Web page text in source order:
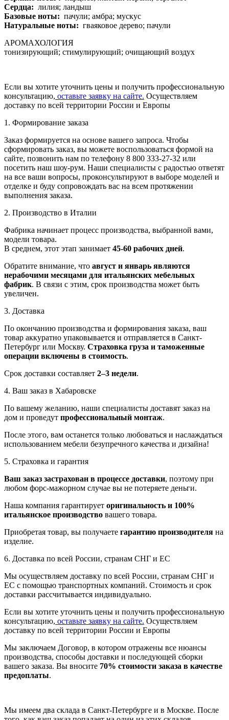
Сердца: лилия; ландыш
Базовые ноты: пачули; амбра; мускус
Натуральные ноты: гваяковое дерево; пачули
АРОМАХОЛОГИЯ
тонизирующий; стимулирующий; очищающий воздух
Если вы хотите уточнить цены и получить профессиональную
консультацию, оставьте заявку на сайте. Осуществляем
доставку по всей территории России и Европы
1. Формирование заказа
Заказ формируется на основе вашего запроса. Чтобы
сформировать заказ, вы можете воспользоваться формой на
сайте, позвонить нам по телефону 8 800 333-27-32 или
посетить наш шоу-рум. Наши специалисты с радостью ответят
на все ваши вопросы, проконсультируют в выборе моделей и
отделке и буду сопровождать вас на всем протяжении
выполнения заказа.
2. Производство в Италии
Фабрика начинает процесс производства, выбранной вами,
модели товара.
В среднем, этот этап занимает 45-60 рабочих дней.
Обратите внимание, что август и январь являются
нерабочими месяцами для итальянских мебельных
фабрик. В связи с этим, срок производства может быть
увеличен.
3. Доставка
По окончанию производства и формирования заказа, ваш
товар аккуратно упаковывается и отправляется в Санкт-
Петербург или Москву. Страховка груза и таможенные
операции включены в стоимость.
Срок доставки составляет 2–3 недели.
4. Ваш заказ в Хабаровске
По вашему желанию, наши специалисты доставят заказ на
дом и проведут профессиональный монтаж.
После этого, вам останется только любоваться и наслаждаться
использованием мебели безупречного качества и дизайна!
5. Страховка и гарантия
Ваш заказ застрахован в процессе доставки, поэтому при
любом форс-мажорном случае вы не потеряете деньги.
Наша компания гарантирует оригинальность и 100%
итальянское производство вашего товара.
Приобретая товар, вы получаете гарантию производителя на
изделие.
6. Доставка по всей России, странам СНГ и ЕС
Мы осуществляем доставку по всей России, странам СНГ и
ЕС с помощью транспортных компаний. Стоимость и срок
доставки рассчитывается индивидуально.
Если вы хотите уточнить цены и получить профессиональную
консультацию, оставьте заявку на сайте. Осуществляем
доставку по всей территории России и Европы
Мы заключаем Договор, в котором отражены все нюансы
производства, способы доставки и последующей сборки
вашего заказа. Вы вносите 70% стоимости заказа в качестве
предоплаты.
Мы имеем два склада в Санкт-Петербурге и в Москве. После